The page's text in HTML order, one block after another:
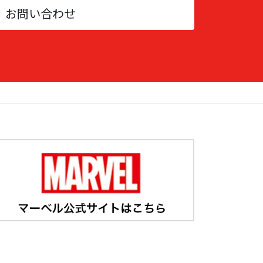
お問い合わせ